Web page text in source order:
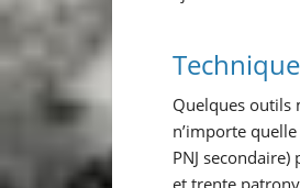
Quelques outils
n’importe
PNJ
et trente